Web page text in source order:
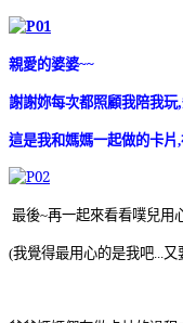
親愛的婆婆~~
謝謝妳每次都照顧我陪我玩,
這是我和媽媽一起做的卡片,
最後~再一起來看看噗兒用
(我覺得最用心的是我吧...